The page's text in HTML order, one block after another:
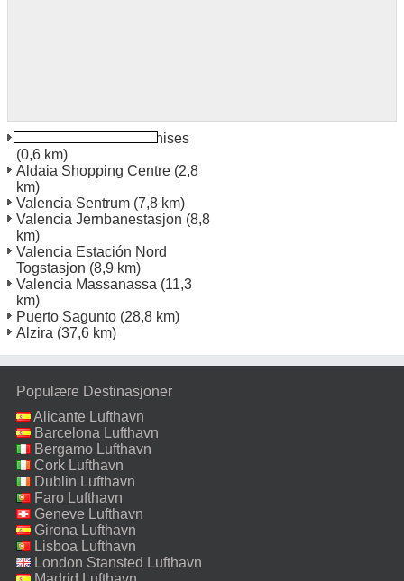
Valencia Valencia Manises
(0,6 km)
Aldaia Shopping Centre (2,8
km)
Valencia Sentrum (7,8 km)
Valencia Jernbanestasjon (8,8
km)
Valencia Estación Nord
Togstasjon (8,9 km)
Valencia Massanassa (11,3
km)
Puerto Sagunto (28,8 km)
Alzira (37,6 km)
Populære Destinasjoner
Alicante Lufthavn
Barcelona Lufthavn
Bergamo Lufthavn
Cork Lufthavn
Dublin Lufthavn
Faro Lufthavn
Geneve Lufthavn
Girona Lufthavn
Lisboa Lufthavn
London Stansted Lufthavn